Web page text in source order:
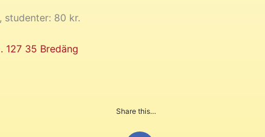
studenter: 80 kr.
127 35 Bredäng
Share this…